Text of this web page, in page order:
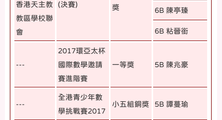
香港天主教
教區學校聯
會
(決賽)
獎
6B 陳亭臻
6B 粘晉銜
---
2017環亞太杯
國際數學邀請
賽進階賽
一等獎 5B 陳兆豪
---
全港青少年數
學挑戰賽2017
小五組銅獎 5B 譚蔓瑜